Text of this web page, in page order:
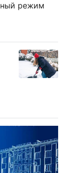
режим